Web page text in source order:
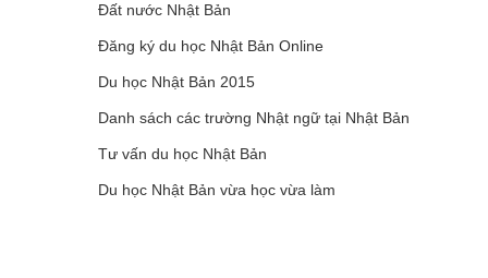
Đất nước Nhật Bản
Đăng ký du học Nhật Bản Online
Du học Nhật Bản 2015
Danh sách các trường Nhật ngữ tại Nhật Bản
Tư vấn du học Nhật Bản
Du học Nhật Bản vừa học vừa làm